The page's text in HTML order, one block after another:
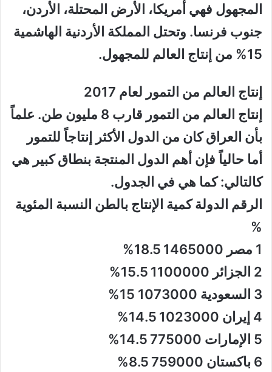
المجهول فهي أمريكا، الأرض المحتلة، الأردن،
جنوب فرنسا. وتحتل المملكة الأردنية الهاشمية
15% من إنتاج العالم للمجهول.
إنتاج العالم من التمور لعام 2017
إنتاج العالم من التمور قارب 8 مليون طن. علماً
بأن العراق كان من الدول الأكثر إنتاجاً للتمور
أما حالياً فإن أهم الدول المنتجة بنطاق كبير هي
كالتالي: كما هي في الجدول.
الرقم الدولة كمية الإنتاج بالطن النسبة المئوية
%
1 مصر 1465000 18.5%
2 الجزائر 1100000 15.5%
3 السعودية 1073000 15%
4 إيران 1023000 14.5%
5 الإمارات 775000 14.5%
6 باكستان 759000 8.5%